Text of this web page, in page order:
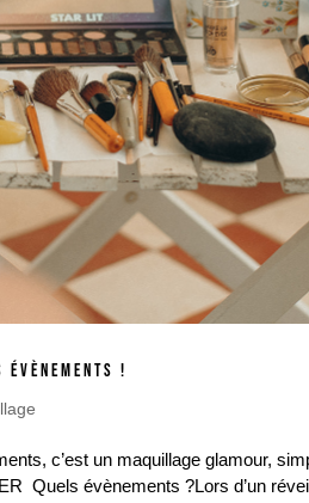
ÉVÈNEMENTS !
c’est un maquillage glamour,
Quels évènements ?Lors d’un